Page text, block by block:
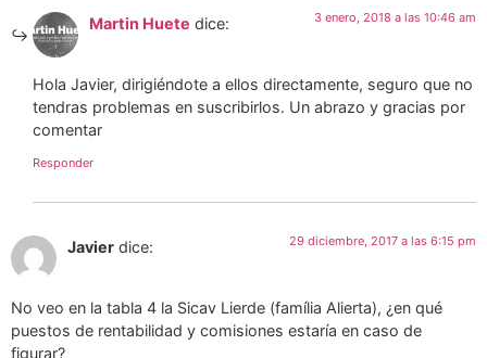
Martin Huete dice: 3 enero, 2018 a las 10:46 am
Hola Javier, dirigiéndote a ellos directamente, seguro que no
tendras problemas en suscribirlos. Un abrazo y gracias por
comentar
Responder
Javier dice: 29 diciembre, 2017 a las 6:15 pm
No veo en la tabla 4 la Sicav Lierde (família Alierta), ¿en qué
puestos de rentabilidad y comisiones estaría en caso de
figurar?